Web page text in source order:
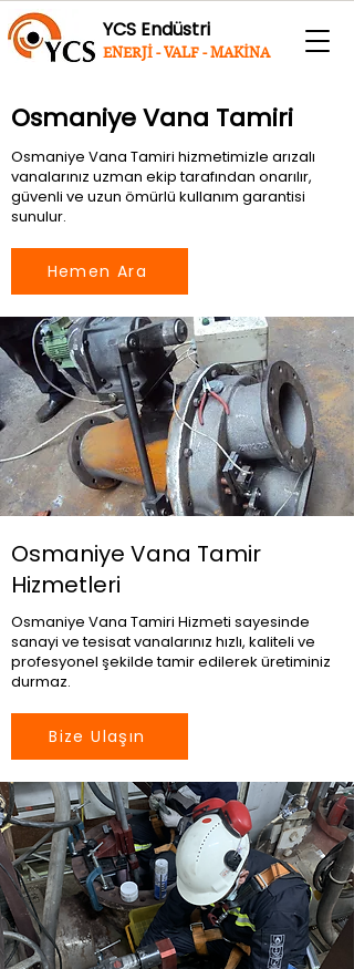
YCS Endüstri
ENERJİ - VALF - MAKİNA
Osmaniye Vana Tamiri
Osmaniye Vana Tamiri hizmetimizle arızalı
vanalarınız uzman ekip tarafından onarılır,
güvenli ve uzun ömürlü kullanım garantisi
sunulur.
Hemen Ara
Osmaniye Vana Tamir
Hizmetleri
Osmaniye Vana Tamiri Hizmeti sayesinde
sanayi ve tesisat vanalarınız hızlı, kaliteli ve
profesyonel şekilde tamir edilerek üretiminiz
durmaz.
Bize Ulaşın